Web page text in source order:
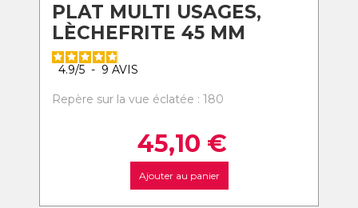
PLAT MULTI USAGES,
LÈCHEFRITE 45 MM
4.9/5 - 9 AVIS
Repère sur la vue éclatée : 180
45,10 €
Ajouter au panier